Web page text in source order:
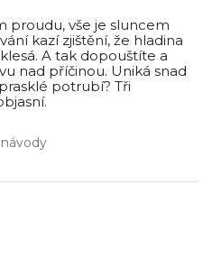
proudu, vše je sluncem
kazí zjištění, že hladina
A tak dopouštíte a
nad příčinou. Uniká snad
potrubí? Tři